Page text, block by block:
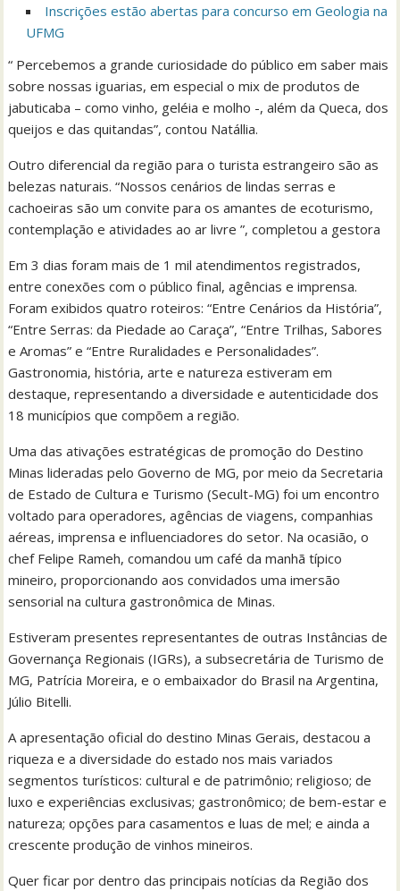
Inscrições estão abertas para concurso em Geologia na
UFMG
“ Percebemos a grande curiosidade do público em saber mais
sobre nossas iguarias, em especial o mix de produtos de
jabuticaba – como vinho, geléia e molho -, além da Queca, dos
queijos e das quitandas”, contou Natállia.
Outro diferencial da região para o turista estrangeiro são as
belezas naturais. “Nossos cenários de lindas serras e
cachoeiras são um convite para os amantes de ecoturismo,
contemplação e atividades ao ar livre ”, completou a gestora
Em 3 dias foram mais de 1 mil atendimentos registrados,
entre conexões com o público final, agências e imprensa.
Foram exibidos quatro roteiros: “Entre Cenários da História”,
“Entre Serras: da Piedade ao Caraça”, “Entre Trilhas, Sabores
e Aromas” e “Entre Ruralidades e Personalidades”.
Gastronomia, história, arte e natureza estiveram em
destaque, representando a diversidade e autenticidade dos
18 municípios que compõem a região.
Uma das ativações estratégicas de promoção do Destino
Minas lideradas pelo Governo de MG, por meio da Secretaria
de Estado de Cultura e Turismo (Secult-MG) foi um encontro
voltado para operadores, agências de viagens, companhias
aéreas, imprensa e influenciadores do setor. Na ocasião, o
chef Felipe Rameh, comandou um café da manhã típico
mineiro, proporcionando aos convidados uma imersão
sensorial na cultura gastronômica de Minas.
Estiveram presentes representantes de outras Instâncias de
Governança Regionais (IGRs), a subsecretária de Turismo de
MG, Patrícia Moreira, e o embaixador do Brasil na Argentina,
Júlio Bitelli.
A apresentação oficial do destino Minas Gerais, destacou a
riqueza e a diversidade do estado nos mais variados
segmentos turísticos: cultural e de patrimônio; religioso; de
luxo e experiências exclusivas; gastronômico; de bem-estar e
natureza; opções para casamentos e luas de mel; e ainda a
crescente produção de vinhos mineiros.
Quer ficar por dentro das principais notícias da Região dos